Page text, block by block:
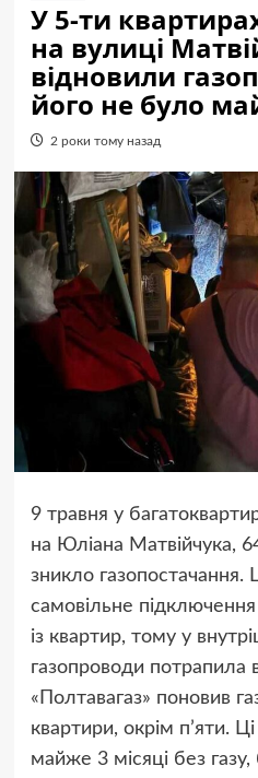
У 5-ти
на вулиці
відновили
його не було
2 роки тому назад
9 травня у
на Юліана Матвійчука,
зникло газопостачання.
самовільне
із квартир, тому у
газопроводи потрапила
«Полтавагаз» поновив
квартири, окрім п’яти.
майже 3 місяці без газу,